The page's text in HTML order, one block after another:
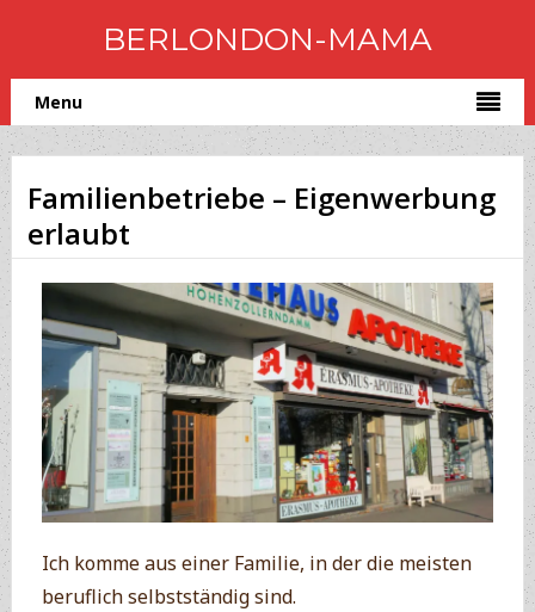
BERLONDON-MAMA
Menu
Familienbetriebe – Eigenwerbung
erlaubt
Ich komme aus einer Familie, in der die meisten
beruflich selbstständig sind.